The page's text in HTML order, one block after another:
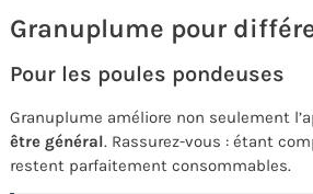
Granuplume pour
Pour les poules pondeuses
Granuplume améliore non seulement
être général. Rassurez-vous : étant
restent parfaitement consommables.